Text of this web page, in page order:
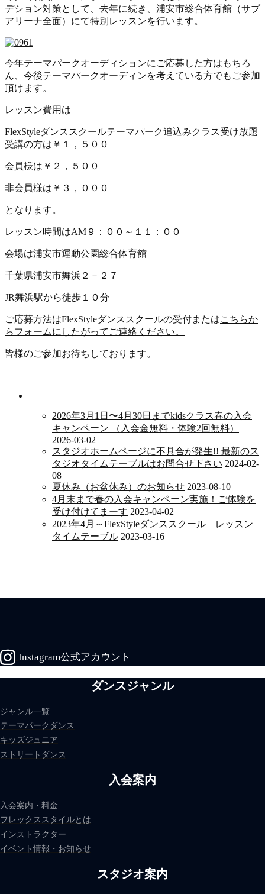
デション対策として、去年に続き、浦安市総合体育館（サブ
アリーナ全面）にて特別レッスンを行います。
今年テーマパークオーディションにご応募した方はもちろ
ん、今後テーマパークオーディンを考えている方でもご参加
頂けます。
レッスン費用は
FlexStyleダンススクールテーマパーク追込みクラス受け放題
受講の方は￥１，５００
会員様は￥２，５００
非会員様は￥３，０００
となります。
レッスン時間はAM９：００～１１：００
会場は浦安市運動公園総合体育館
千葉県浦安市舞浜２－２７
JR舞浜駅から徒歩１０分
ご応募方法はFlexStyleダンススクールの受付またはこちらか
らフォームにしたがってご連絡ください。
皆様のご参加お待ちしております。
2026年3月1日〜4月30日までkidsクラス春の入会
キャンペーン （入会金無料・体験2回無料）
2026-03-02
スタジオホームページに不具合が発生!! 最新のス
タジオタイムテーブルはお問合せ下さい 2024-02-
08
夏休み（お盆休み）のお知らせ 2023-08-10
4月末まで春の入会キャンペーン実施！ご体験を
受け付けてまーす 2023-04-02
2023年4月～FlexStyleダンススクール レッスン
タイムテーブル 2023-03-16
Instagram公式アカウント
ダンスジャンル
ジャンル一覧
テーマパークダンス
キッズジュニア
ストリートダンス
入会案内
入会案内・料金
フレックススタイルとは
インストラクター
イベント情報・お知らせ
スタジオ案内